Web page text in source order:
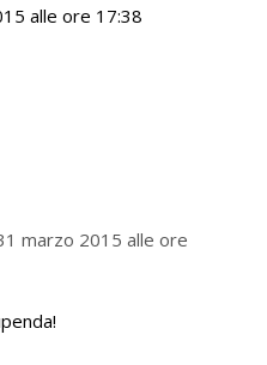
alle ore 17:38
marzo 2015 alle ore